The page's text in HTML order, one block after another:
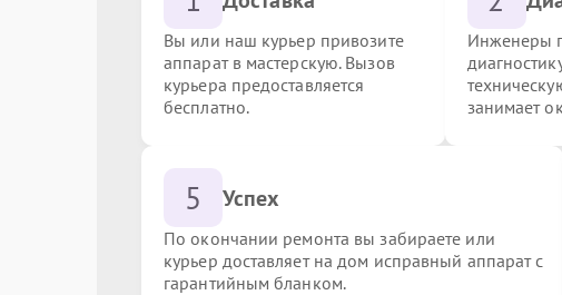
Обновление прошивки
Ремонт механизма подставки/наклона
Вы или наш курьер привозите
аппарат в мастерскую. Вызов
курьера предоставляется
бесплатно.
Инженеры
занимает
5 Успех
По окончании ремонта вы забираете или
курьер доставляет на дом исправный аппарат с
гарантийным бланком.